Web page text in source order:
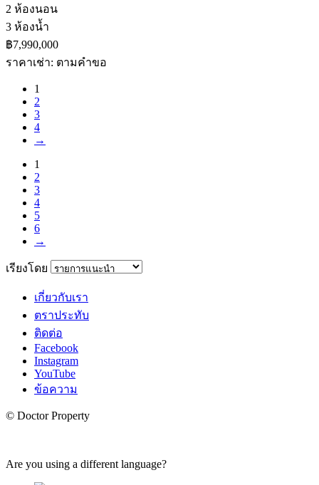
2 ห้องนอน
3 ห้องน้ำ
฿7,990,000
ราคาเช่า: ตามคําขอ
1
2
3
4
→
1
2
3
4
5
6
→
เรียงโดย
เกี่ยวกับเรา
ตราประทับ
ติดต่อ
Facebook
Instagram
YouTube
ข้อความ
© Doctor Property
Are you using a different language?